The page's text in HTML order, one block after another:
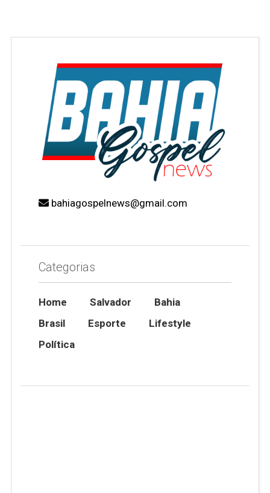
bahiagospelnews@gmail.com
Categorias
Home Salvador
Bahia
Brasil
Esporte
Lifestyle
Política